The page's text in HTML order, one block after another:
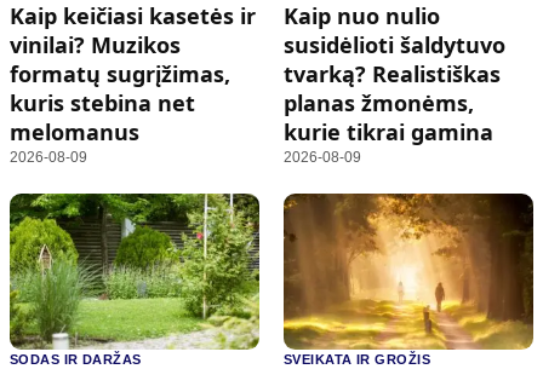
Kaip keičiasi kasetės ir
vinilai? Muzikos
formatų sugrįžimas,
kuris stebina net
melomanus
2026-08-09
Kaip nuo nulio
susidėlioti šaldytuvo
tvarką? Realistiškas
planas žmonėms,
kurie tikrai gamina
2026-08-09
SODAS IR DARŽAS SVEIKATA IR GROŽIS